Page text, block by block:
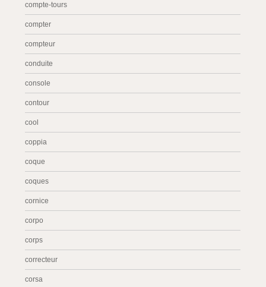
compte-tours
compter
compteur
conduite
console
contour
cool
coppia
coque
coques
cornice
corpo
corps
correcteur
corsa